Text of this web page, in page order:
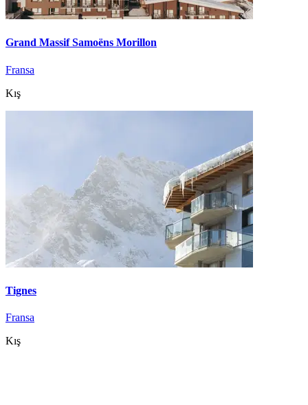
Grand Massif Samoëns Morillon
Fransa
Kış
Tignes
Fransa
Kış